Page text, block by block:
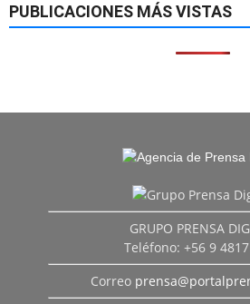
PUBLICACIONES MÁS VISTAS
GRUPO PRENSA
Teléfono: +56 9
Correo